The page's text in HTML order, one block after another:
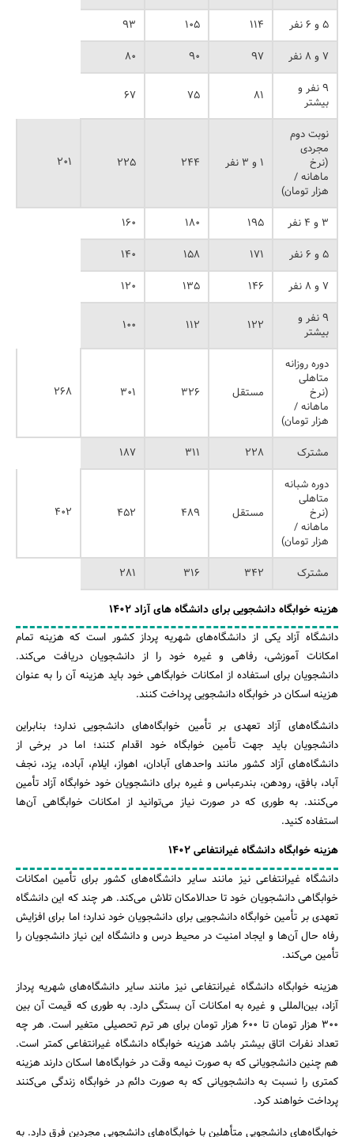
جستجو
۵ و ۶ نفر
۱۱۴ ۱۰۵
۹۳
۷ و ۸ نفر
۹۷ ۹۰
۸۰
۹ نفر و
بیشتر
۸۱ ۷۵ ۶۷
نوبت دوم
مجردی
(نرخ
ماهانه /
هزار تومان)
۱ و ۳ نفر ۲۴۴ ۲۲۵ ۲۰۱
۳ و ۴ نفر ۱۹۵ ۱۸۰
۱۶۰
۵ و ۶ نفر
۱۷۱ ۱۵۸
۱۴۰
۷ و ۸ نفر
۱۴۶ ۱۳۵
۱۲۰
۹ نفر و
بیشتر
۱۲۲ ۱۱۲ ۱۰۰
دوره روزانه
متاهلی
(نرخ
ماهانه /
هزار تومان)
مستقل ۳۲۶ ۳۰۱ ۲۶۸
مشترک ۲۲۸ ۳۱۱
۱۸۷
دوره شبانه
متاهلی
(نرخ
ماهانه /
هزار تومان)
مستقل ۴۸۹ ۴۵۲ ۴۰۲
مشترک ۳۴۲ ۳۱۶ ۲۸۱
هزینه خوابگاه دانشجویی برای دانشگاه‌ های آزاد 1402
دانشگاه آزاد یکی از دانشگاه‌های شهریه پرداز کشور است که هزینه تمام
امکانات آموزشی، رفاهی و غیره خود را از دانشجویان دریافت می‌کند.
دانشجویان برای استفاده از امکانات خوابگاهی خود باید هزینه آن را به عنوان
هزینه اسکان در خوابگاه دانشجویی پرداخت کنند.
دانشگاه‌های آزاد تعهدی بر تأمین خوابگاه‌های دانشجویی ندارد؛ بنابراین
دانشجویان باید جهت تأمین خوابگاه خود اقدام کنند؛ اما در برخی از
دانشگاه‌های آزاد کشور مانند واحدهای آبادان، اهواز، ایلام، آباده، یزد، نجف
آباد، بافق، رودهن، بندرعباس و غیره برای دانشجویان خود خوابگاه آزاد تأمین
می‌کنند. به طوری که در صورت نیاز می‌توانید از امکانات خوابگاهی آن‌ها
استفاده کنید.
هزینه خوابگاه دانشگاه غیرانتفاعی 1402
دانشگاه غیرانتفاعی نیز مانند سایر دانشگاه‌های کشور برای تأمین امکانات
خوابگاهی دانشجویان خود تا حد‌الامکان تلاش می‌کند. هر چند که این دانشگاه
تعهدی بر تأمین خوابگاه دانشجویی برای دانشجویان خود ندارد؛ اما برای افزایش
رفاه حال آن‌ها و ایجاد امنیت در محیط درس و دانشگاه این نیاز دانشجویان را
تأمین می‌کند.
هزینه خوابگاه دانشگاه غیرانتفاعی نیز مانند سایر دانشگاه‌های شهریه پرداز
آزاد، بین‌المللی و غیره به امکانات آن بستگی دارد. به طوری که قیمت آن بین
300 هزار تومان تا 600 هزار تومان برای هر ترم تحصیلی متغیر است. هر چه
تعداد نفرات اتاق بیشتر باشد هزینه خوابگاه دانشگاه غیرانتفاعی کمتر است.
هم چنین دانشجویانی که به صورت نیمه وقت در خوابگاه‌ها اسکان دارند هزینه
کمتری را نسبت به دانشجویانی که به صورت دائم در خوابگاه زندگی می‌کنند
پرداخت خواهند کرد.
خوابگاه‌های دانشجویی متأهلین با خوابگاه‌های دانشجویی مجردین فرق دارد. به